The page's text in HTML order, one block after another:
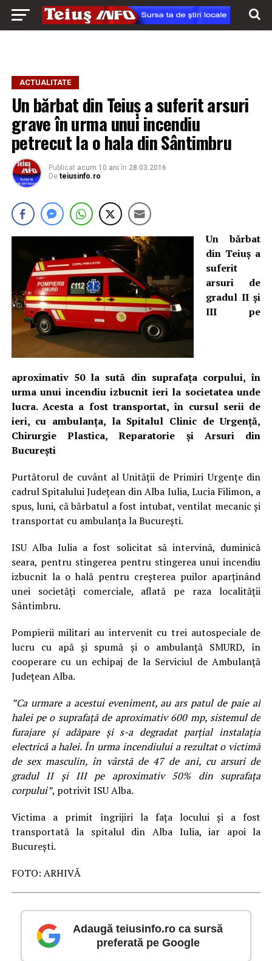
ACTUALITATE
Un bărbat din Teiuș a suferit arsuri
grave în urma unui incendiu
petrecut la o hala din Sântimbru
Publicat acum 10 ani în 28.03.2016
De teiusinfo.ro
Un bărbat
din Teiuș a
suferit
arsuri de
gradul II și
III pe
aproximativ 50 la sută din suprafața corpului, în
urma unui incendiu izbucnit ieri la societatea unde
lucra. Acesta a fost transportat, în cursul serii de
ieri, cu ambulanța, la Spitalul Clinic de Urgență,
Chirurgie Plastica, Reparatorie și Arsuri din
București
Purtătorul de cuvânt al Unității de Primiri Urgențe din
cadrul Spitalului Județean din Alba Iulia, Lucia Filimon, a
spus, luni, că bărbatul a fost intubat, ventilat mecanic și
transportat cu ambulanța la București.
ISU Alba Iulia a fost solicitat să intervină, duminică
seara, pentru stingerea pentru stingerea unui incendiu
izbucnit la o hală pentru creșterea puilor aparținând
unei societăți comerciale, aflată pe raza localității
Sântimbru.
Pompierii militari au intervenit cu trei autospeciale de
lucru cu apă și spumă și o ambulanță SMURD, în
cooperare cu un echipaj de la Serviciul de Ambulanță
Județean Alba.
”Ca urmare a acestui eveniment, au ars patul de paie al
halei pe o suprafață de aproximativ 600 mp, sistemul de
furajare și adăpare și s-a degradat parțial instalația
electrică a halei. În urma incendiului a rezultat o victimă
de sex masculin, în vârstă de 47 de ani, cu arsuri de
gradul II și III pe aproximativ 50% din suprafața
corpului”, potrivit ISU Alba.
Victima a primit îngrijiri la fața locului și a fost
transportată la spitalul din Alba Iulia, iar apoi la
București.
FOTO: ARHIVĂ
Adaugă teiusinfo.ro ca sursă
preferată pe Google